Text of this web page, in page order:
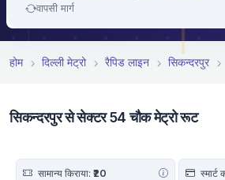
वापसी मार्ग
होम दिल्ली मेट्रो रैपिड लाइन सिकन्दरपुर
सिकन्दरपुर से सेक्टर 54 चौक मेट्रो रूट
सामान्य किराया: ₹20 स्मार्ट